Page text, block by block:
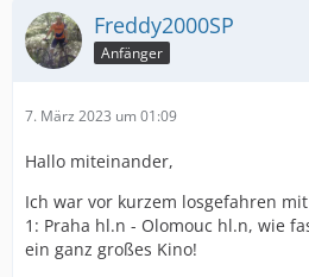
Freddy2000SP
Anfänger
7. März 2023 um 01:09
Hallo miteinander,
Ich war vor kurzem losgefahren
1: Praha hl.n - Olomouc hl.n, wie
ein ganz großes Kino!